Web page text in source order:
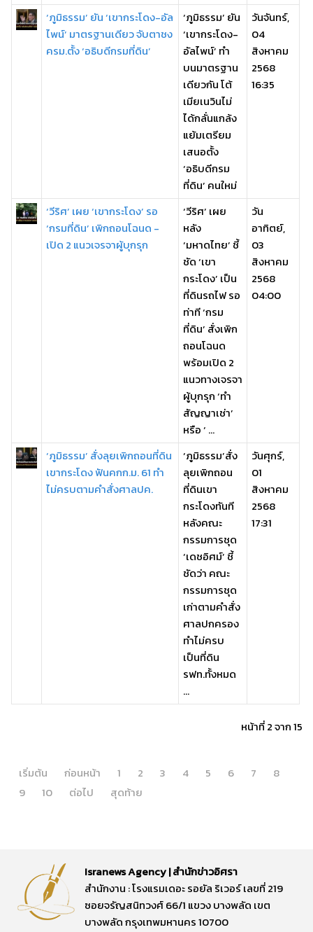
‘ภูมิธรรม’ ยัน ‘เขากระโดง-อัล
ไพน์’ มาตรฐานเดียว จับตาชง
ครม.ตั้ง ‘อธิบดีกรมที่ดิน’
‘ภูมิธรรม’ ยัน
‘เขากระโดง-
อัลไพน์’ ทำ
บนมาตรฐาน
เดียวกัน โต้
เมียเนวินไม่
ได้กลั่นแกล้ง
แย้มเตรียม
เสนอตั้ง
‘อธิบดีกรม
ที่ดิน’ คนใหม่
วันจันทร์,
04
สิงหาคม
2568
16:35
‘วีริศ’ เผย ‘เขากระโดง’ รอ
‘กรมที่ดิน’ เพิกถอนโฉนด -
เปิด 2 แนวเจรจาผู้บุกรุก
‘วีริศ’ เผย
หลัง
‘มหาดไทย’ ชี้
ชัด ‘เขา
กระโดง’ เป็น
ที่ดินรถไฟ รอ
ท่าที ‘กรม
ที่ดิน’ สั่งเพิก
ถอนโฉนด
พร้อมเปิด 2
แนวทางเจรจา
ผู้บุกรุก ‘ทำ
สัญญาเช่า’
หรือ ‘ ...
วัน
อาทิตย์,
03
สิงหาคม
2568
04:00
‘ภูมิธรรม’ สั่งลุยเพิกถอนที่ดิน
เขากระโดง ฟันคกก.ม. 61 ทำ
ไม่ครบตามคำสั่งศาลปค.
‘ภูมิธรรม’สั่ง
ลุยเพิกถอน
ที่ดินเขา
กระโดงทันที
หลังคณะ
กรรมการชุด
‘เดชอิศม์’ ชี้
ชัดว่า คณะ
กรรมการชุด
เก่าตามคำสั่ง
ศาลปกครอง
ทำไม่ครบ
เป็นที่ดิน
รฟท.ทั้งหมด
...
วันศุกร์,
01
สิงหาคม
2568
17:31
หน้าที่ 2 จาก 15
เริ่มต้น ก่อนหน้า 1 2 3 4 5 6 7
8
9
10 ต่อไป สุดท้าย
Isranews Agency | สำนักข่าวอิศรา
สำนักงาน : โรงแรมเดอะ รอยัล ริเวอร์ เลขที่ 219
ซอยจรัญสนิทวงศ์ 66/1 แขวง บางพลัด เขต
บางพลัด กรุงเทพมหานคร 10700